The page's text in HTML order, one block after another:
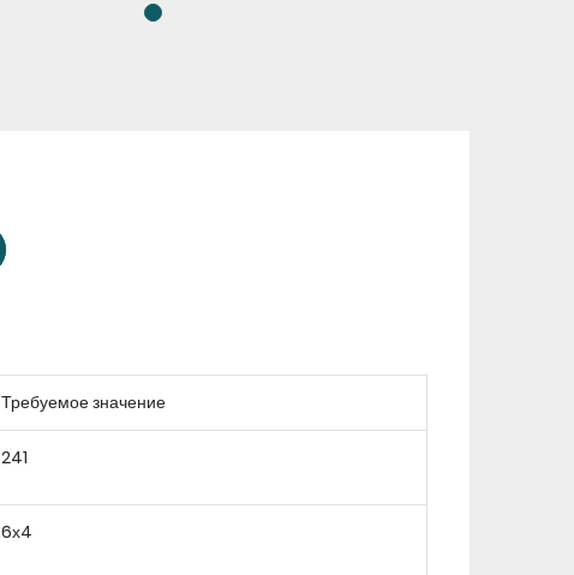
Требуемое значение
241
6х4